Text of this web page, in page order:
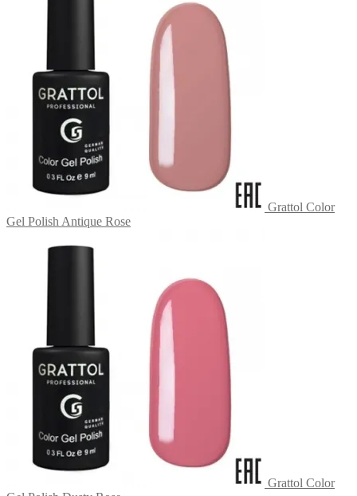
Grattol Color
Gel Polish Antique Rose
Grattol Color